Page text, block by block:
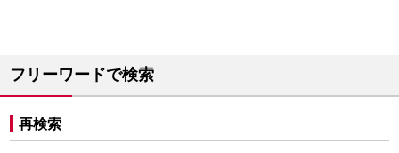
フリーワードで検索
再検索